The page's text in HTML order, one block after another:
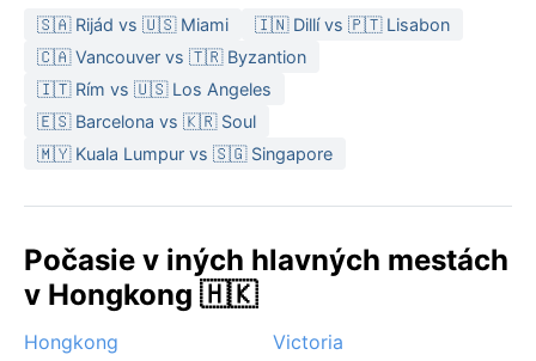
🇸🇦 Rijád vs 🇺🇸 Miami
🇮🇳 Dillí vs 🇵🇹 Lisabon
🇨🇦 Vancouver vs 🇹🇷 Byzantion
🇮🇹 Rím vs 🇺🇸 Los Angeles
🇪🇸 Barcelona vs 🇰🇷 Soul
🇲🇾 Kuala Lumpur vs 🇸🇬 Singapore
Počasie v iných hlavných mestách
v Hongkong 🇭🇰
Hongkong
Victoria